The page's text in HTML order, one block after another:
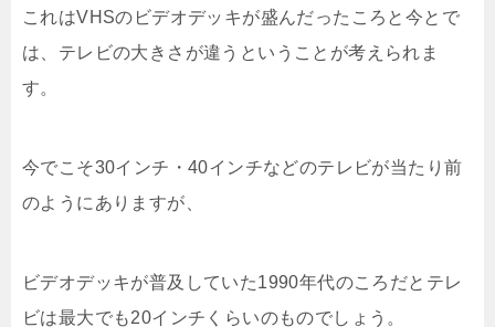
これはVHSのビデオデッキが盛んだったころと今とで
は、テレビの大きさが違うということが考えられま
す。
今でこそ30インチ・40インチなどのテレビが当たり前
のようにありますが、
ビデオデッキが普及していた1990年代のころだとテレ
ビは最大でも20インチくらいのものでしょう。